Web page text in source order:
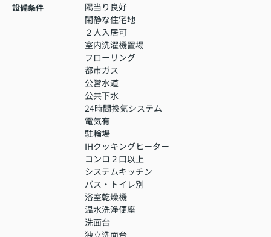
設備条件
陽当り良好
閑静な住宅地
２人入居可
室内洗濯機置場
フローリング
都市ガス
公営水道
公共下水
24時間換気システム
電気有
駐輪場
IHクッキングヒーター
コンロ２口以上
システムキッチン
バス・トイレ別
浴室乾燥機
温水洗浄便座
洗面台